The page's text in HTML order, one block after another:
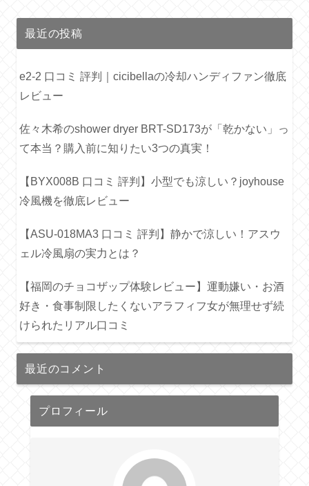
最近の投稿
e2-2 口コミ 評判｜cicibellaの冷却ハンディファン徹底
レビュー
佐々木希のshower dryer BRT-SD173が「乾かない」っ
て本当？購入前に知りたい3つの真実！
【BYX008B 口コミ 評判】小型でも涼しい？joyhouse
冷風機を徹底レビュー
【ASU-018MA3 口コミ 評判】静かで涼しい！アスウ
ェル冷風扇の実力とは？
【福岡のチョコザップ体験レビュー】運動嫌い・お酒
好き・食事制限したくないアラフィフ女が無理せず続
けられたリアル口コミ
最近のコメント
プロフィール